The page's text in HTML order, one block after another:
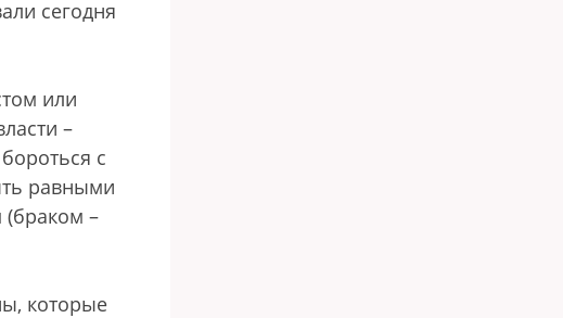
сегодня
или
–
с
равными
(браком –
которые